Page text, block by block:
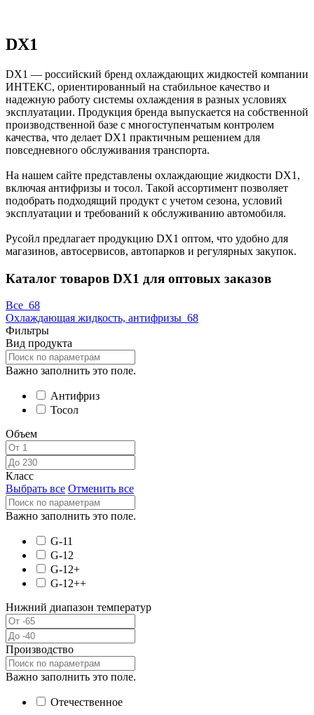
DX1
DX1 — российский бренд охлаждающих жидкостей компании
ИНТЕКС, ориентированный на стабильное качество и
надежную работу системы охлаждения в разных условиях
эксплуатации. Продукция бренда выпускается на собственной
производственной базе с многоступенчатым контролем
качества, что делает DX1 практичным решением для
повседневного обслуживания транспорта.
На нашем сайте представлены охлаждающие жидкости DX1,
включая антифризы и тосол. Такой ассортимент позволяет
подобрать подходящий продукт с учетом сезона, условий
эксплуатации и требований к обслуживанию автомобиля.
Русойл предлагает продукцию DX1 оптом, что удобно для
магазинов, автосервисов, автопарков и регулярных закупок.
Каталог товаров DX1 для оптовых заказов
Все 68
Охлаждающая жидкость, антифризы 68
Фильтры
Вид продукта
Важно заполнить это поле.
Антифриз
Тосол
Объем
Класс
Выбрать все Отменить все
Важно заполнить это поле.
G-11
G-12
G-12+
G-12++
Нижний диапазон температур
Производство
Важно заполнить это поле.
Отечественное